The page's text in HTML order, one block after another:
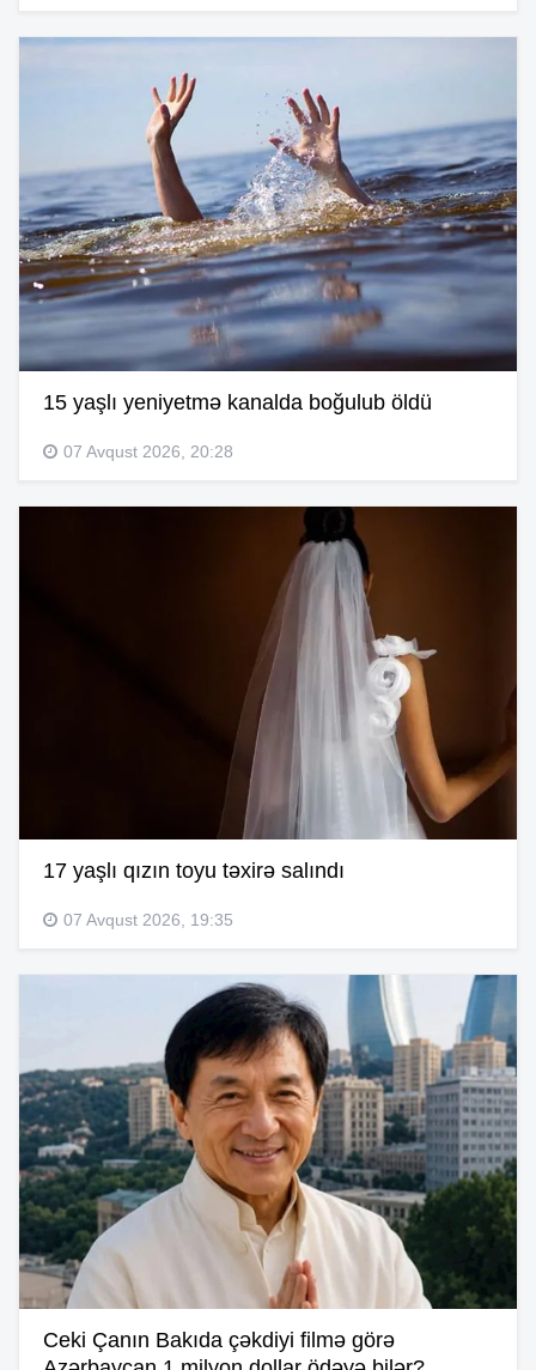
15 yaşlı yeniyetmə kanalda boğulub öldü
07 Avqust 2026, 20:28
17 yaşlı qızın toyu təxirə salındı
07 Avqust 2026, 19:35
Ceki Çanın Bakıda çəkdiyi filmə görə